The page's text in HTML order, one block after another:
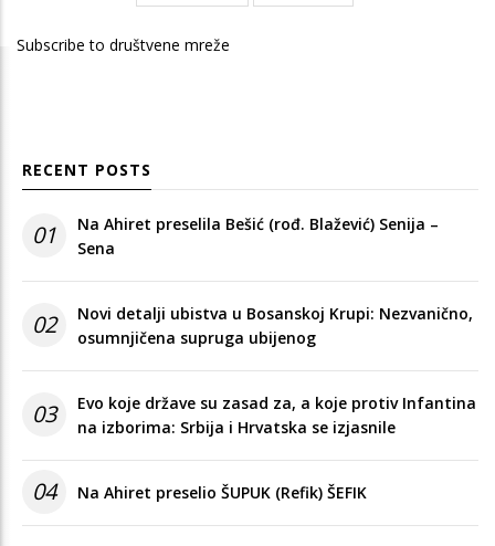
page
page
Subscribe to društvene mreže
RECENT POSTS
01
Na Ahiret preselila Bešić (rođ. Blažević) Senija –
Sena
02
Novi detalji ubistva u Bosanskoj Krupi: Nezvanično,
osumnjičena supruga ubijenog
03
Evo koje države su zasad za, a koje protiv Infantina
na izborima: Srbija i Hrvatska se izjasnile
04 Na Ahiret preselio ŠUPUK (Refik) ŠEFIK